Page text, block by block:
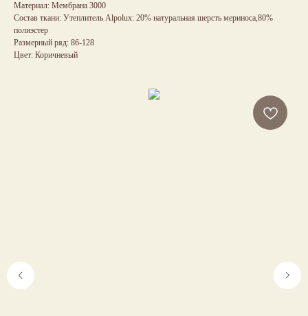
Материал: Мембрана 3000
Состав ткани: Утеплитель Alpolux: 20% натуральная шерсть мериноса,80%
полиэстер
Размерный ряд: 86-128
Цвет: Коричневый